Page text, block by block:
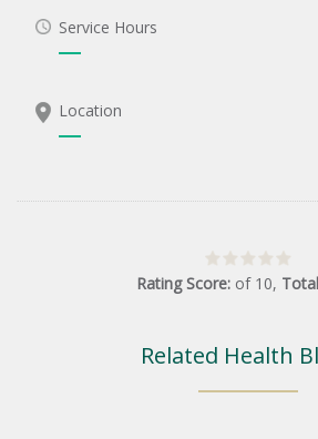
Service Hours
Location
Rating Score: of 10,
Related Health